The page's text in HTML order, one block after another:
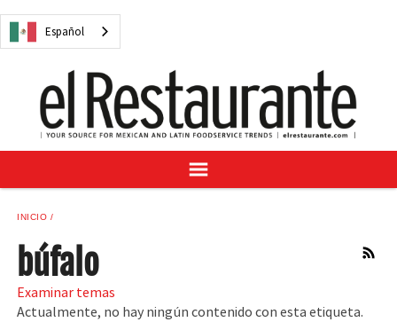
Español
NOTICIAS
RECETAS
GUÍA DEL COMPRADOR
SUSCRÍBASE A
CENTRO DE MUESTRAS
VINO/LICOR MEXICANO
INICIO
RSS
búfalo
Examinar temas
Actualmente, no hay ningún contenido con esta etiqueta.